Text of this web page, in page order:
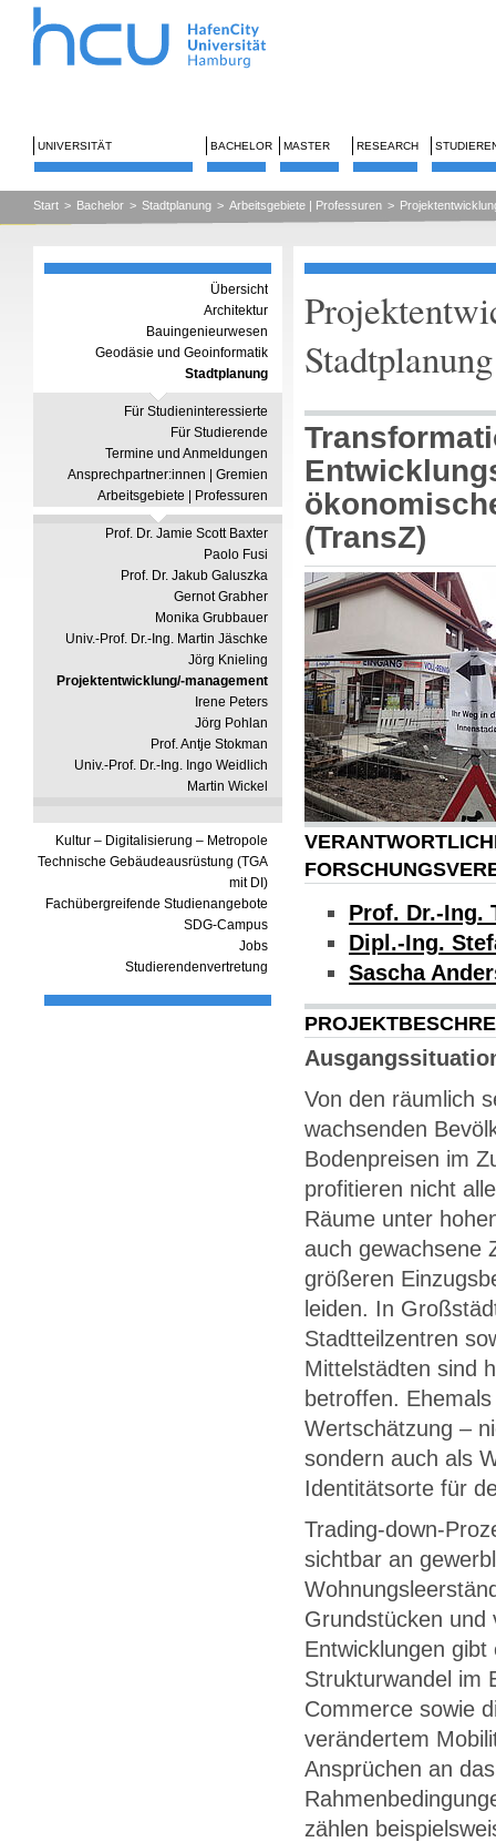
UNIVERSITÄT BACHELOR MASTER RESEARCH
Start > Bachelor > Stadtplanung > Arbeitsgebiete | Professuren >
Übersicht
Architektur
Bauingenieurwesen
Geodäsie und Geoinformatik
Stadtplanung
Für Studieninteressierte
Für Studierende
Termine und Anmeldungen
Ansprechpartner:innen | Gremien
Arbeitsgebiete | Professuren
Prof. Dr. Jamie Scott Baxter
Paolo Fusi
Prof. Dr. Jakub Galuszka
Gernot Grabher
Monika Grubbauer
Univ.-Prof. Dr.-Ing. Martin Jäschke
Jörg Knieling
Projektentwicklung/-management
Irene Peters
Jörg Pohlan
Prof. Antje Stokman
Univ.-Prof. Dr.-Ing. Ingo Weidlich
Martin Wickel
Kultur – Digitalisierung – Metropole
Technische Gebäudeausrüstung (TGA
mit DI)
Fachübergreifende Studienangebote
SDG-Campus
Jobs
Studierendenvertretung
Stadtplanung
(TransZ)
Prof. Dr.-Ing.
Dipl.-Ing.
Sascha
Von den räumlich
wachsenden
Bodenpreisen im
profitieren nicht
Räume unter
auch gewachsene
größeren
leiden. In
Stadtteilzentren
Mittelstädten sind
betroffen.
Wertschätzung –
sondern auch als
Identitätsorte für
Trading-down-
sichtbar an
Grundstücken und
Entwicklungen
Strukturwandel im
Commerce sowie
verändertem
Ansprüchen an
zählen